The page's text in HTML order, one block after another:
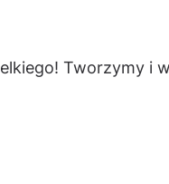
Tworzymy i